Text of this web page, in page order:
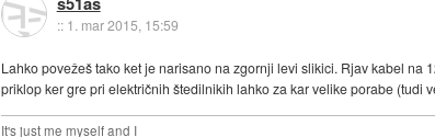
:: 1. mar 2015, 15:59
Lahko povežeš tako ket je narisano na zgornji levi slikici. Rjav kabel
priklop ker gre pri električnih štedilnikih lahko za kar velike porabe (tudi
It's just me myself and I